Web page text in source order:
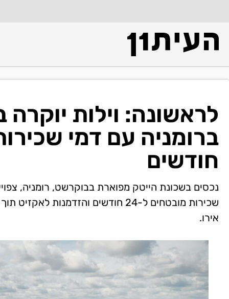
לראשונה: וילות
חודשים
נכסים בשכונת הייטק מפוארת בבוקרשט, רומניה,
אירו.